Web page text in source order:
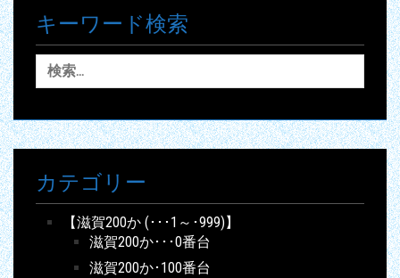
キーワード検索
検
索:
カテゴリー
【滋賀200か (･･･1～･999)】
滋賀200か･･･0番台
滋賀200か･100番台